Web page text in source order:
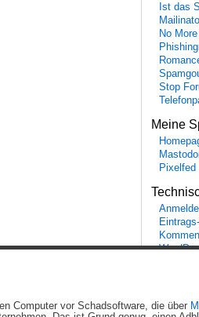
Ist das
No
Stop
Meine
Pixelfed
Kommentare (RSS).
Computer vor Schadsoftware, die über